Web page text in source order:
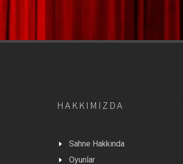
HAKKIMIZDA
Sahne Hakkında
Oyunlar